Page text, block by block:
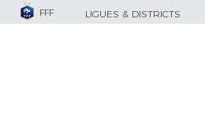
FFF LIGUES & DISTRICTS